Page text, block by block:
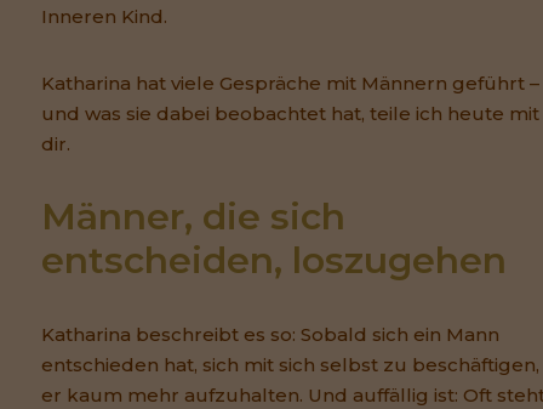
Inneren Kind.
Katharina hat viele Gespräche mit Männern geführt –
und was sie dabei beobachtet hat, teile ich heute mit
dir.
Männer, die sich
entscheiden, loszugehen
Katharina beschreibt es so: Sobald sich ein Mann
entschieden hat, sich mit sich selbst zu beschäftigen,
er kaum mehr aufzuhalten. Und auffällig ist: Oft